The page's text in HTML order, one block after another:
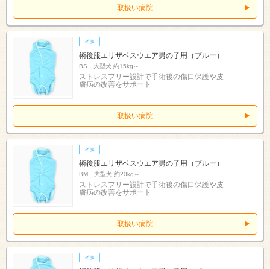
取扱い病院
術後服エリザベスウエア男の子用（ブルー）
BS 大型犬 約15kg～
ストレスフリー設計で手術後の傷口保護や皮
膚病の改善をサポート
取扱い病院
術後服エリザベスウエア男の子用（ブルー）
BM 大型犬 約20kg～
ストレスフリー設計で手術後の傷口保護や皮
膚病の改善をサポート
取扱い病院